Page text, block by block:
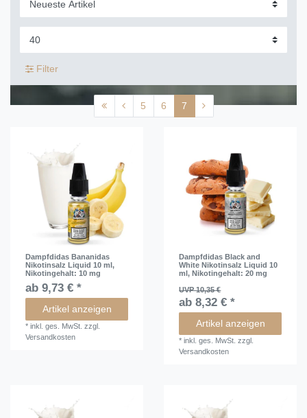
Filter
5 6 7
Dampfdidas Bananidas
Nikotinsalz Liquid 10 ml,
Nikotingehalt: 10 mg
ab 9,73 € *
Artikel anzeigen
*inkl. ges. MwSt. zzgl.
Versandkosten
Dampfdidas Black and
White Nikotinsalz Liquid 10
ml, Nikotingehalt: 20 mg
UVP 10,35 €
ab 8,32 € *
Artikel anzeigen
*inkl. ges. MwSt. zzgl.
Versandkosten